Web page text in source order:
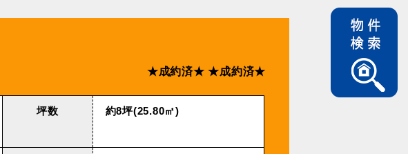
★成約済★ ★成約済★
坪数 約8坪(25.80㎡)